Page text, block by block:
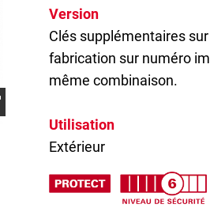
Version
Clés supplémentaires
fabrication sur numéro
même combinaison.
Utilisation
Extérieur